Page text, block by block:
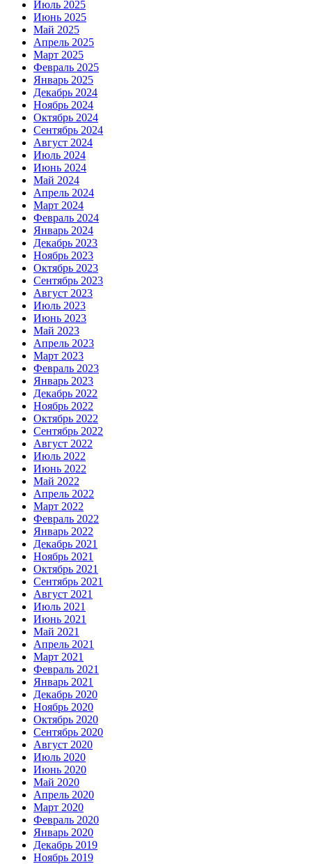
Июль 2025
Июнь 2025
Май 2025
Апрель 2025
Март 2025
Февраль 2025
Январь 2025
Декабрь 2024
Ноябрь 2024
Октябрь 2024
Сентябрь 2024
Август 2024
Июль 2024
Июнь 2024
Май 2024
Апрель 2024
Март 2024
Февраль 2024
Январь 2024
Декабрь 2023
Ноябрь 2023
Октябрь 2023
Сентябрь 2023
Август 2023
Июль 2023
Июнь 2023
Май 2023
Апрель 2023
Март 2023
Февраль 2023
Январь 2023
Декабрь 2022
Ноябрь 2022
Октябрь 2022
Сентябрь 2022
Август 2022
Июль 2022
Июнь 2022
Май 2022
Апрель 2022
Март 2022
Февраль 2022
Январь 2022
Декабрь 2021
Ноябрь 2021
Октябрь 2021
Сентябрь 2021
Август 2021
Июль 2021
Июнь 2021
Май 2021
Апрель 2021
Март 2021
Февраль 2021
Январь 2021
Декабрь 2020
Ноябрь 2020
Октябрь 2020
Сентябрь 2020
Август 2020
Июль 2020
Июнь 2020
Май 2020
Апрель 2020
Март 2020
Февраль 2020
Январь 2020
Декабрь 2019
Ноябрь 2019